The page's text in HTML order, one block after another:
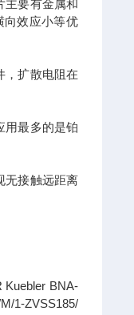
主要有金属和
向效应小等优
，扩散电阻在
用最多的是铂
无接触远距离
Kuebler BNA-
1-ZVSS185/